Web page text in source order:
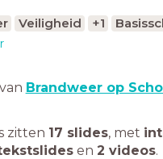
Veiligheid +1
Brandweer op
zitten 17 slides, met
en 2 videos.